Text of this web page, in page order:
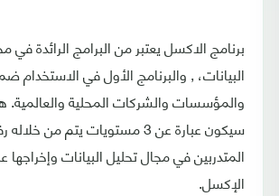
برنامج الاكسل يعتبر من البرامج الرائدة في
البيانات، , والبرنامج الأول في
والمؤسسات والشركات المحلية والعالمية.
سيكون عبارة عن 3 مستويات يتم من
المتدربين في مجال تحليل البيانات
الإكسل.